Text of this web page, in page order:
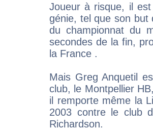
Joueur à risque, il
génie, tel que son but
du championnat du
secondes de la fin,
la France .
Mais Greg Anquetil
club, le Montpellier
il remporte même la
2003 contre le club
Richardson.